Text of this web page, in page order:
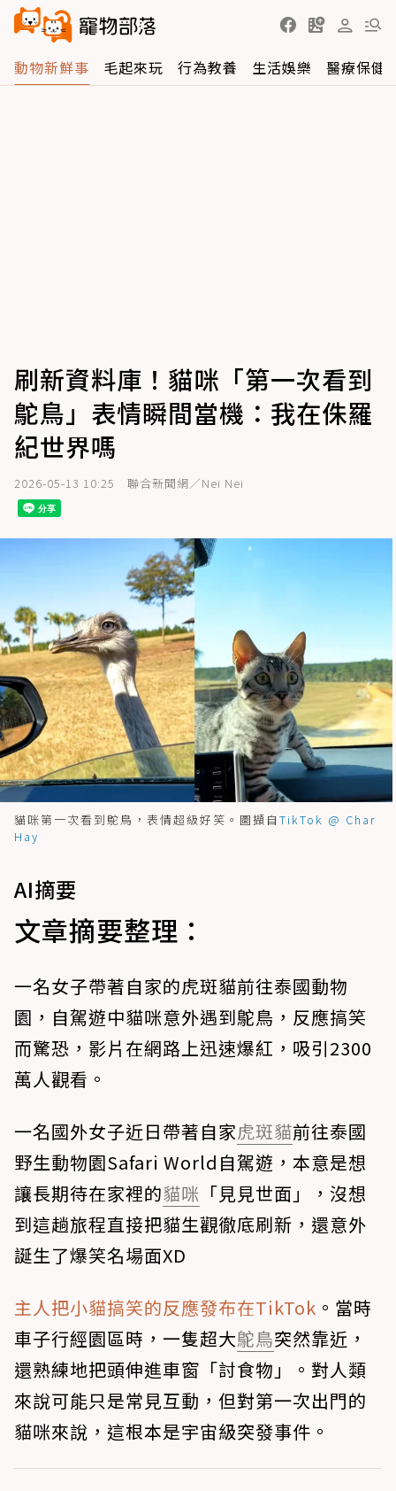
動物新鮮事 毛起來玩 行為教養 生活娛樂 醫療保健
刷新資料庫！貓咪「第一次看到
鴕鳥」表情瞬間當機：我在侏羅
紀世界嗎
2026-05-13 10:25 聯合新聞網／Nei Nei
貓咪第一次看到鴕鳥，表情超級好笑。圖擷自 TikTok @ Char
Hay
AI摘要
文章摘要整理：
一名女子帶著自家的虎斑貓前往泰國動物
園，自駕遊中貓咪意外遇到鴕鳥，反應搞笑
而驚恐，影片在網路上迅速爆紅，吸引2300
萬人觀看。
一名國外女子近日帶著自家虎斑貓前往泰國
野生動物園Safari World自駕遊，本意是想
讓長期待在家裡的貓咪 「見見世面」，沒想
到這趟旅程直接把貓生觀徹底刷新，還意外
誕生了爆笑名場面XD
主人把小貓搞笑的反應發布在TikTok 。當時
車子行經園區時，一隻超大鴕鳥突然靠近，
還熟練地把頭伸進車窗「討食物」。對人類
來說可能只是常見互動，但對第一次出門的
貓咪來說，這根本是宇宙級突發事件。